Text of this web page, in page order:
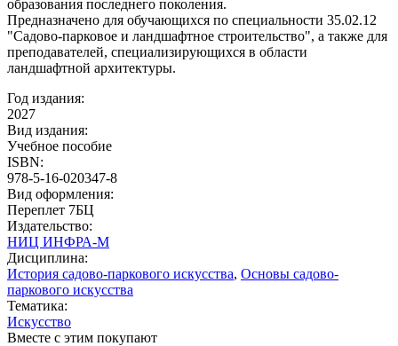
образования последнего поколения.
Предназначено для обучающихся по специальности 35.02.12
"Садово-парковое и ландшафтное строительство", а также для
преподавателей, специализирующихся в области
ландшафтной архитектуры.
Год издания:
2027
Вид издания:
Учебное пособие
ISBN:
978-5-16-020347-8
Вид оформления:
Переплет 7БЦ
Издательство:
НИЦ ИНФРА-М
Дисциплина:
История садово-паркового искусства, Основы садово-
паркового искусства
Тематика:
Искусство
Вместе с этим покупают